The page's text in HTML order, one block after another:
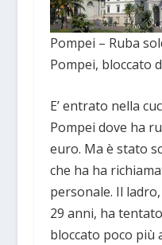
Pompei – Ruba
Pompei, bloccato
E’ entrato nella
Pompei dove ha
euro. Ma è stato
che ha ha
personale. Il
29 anni, ha
bloccato poco più